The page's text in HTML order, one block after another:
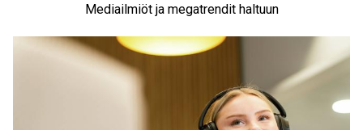
Mediailmiöt ja megatrendit haltuun